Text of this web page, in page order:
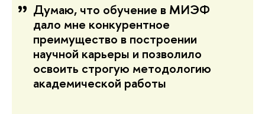
Думаю, что обучение в МИЭФ
дало мне конкурентное
преимущество в построении
научной карьеры и позволило
освоить строгую методологию
академической работы